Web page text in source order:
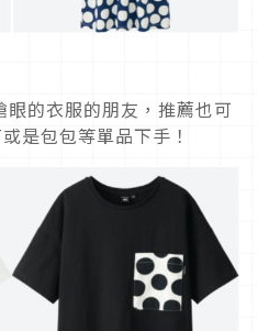
的衣服的朋友，推薦也可
是包包等單品下手！